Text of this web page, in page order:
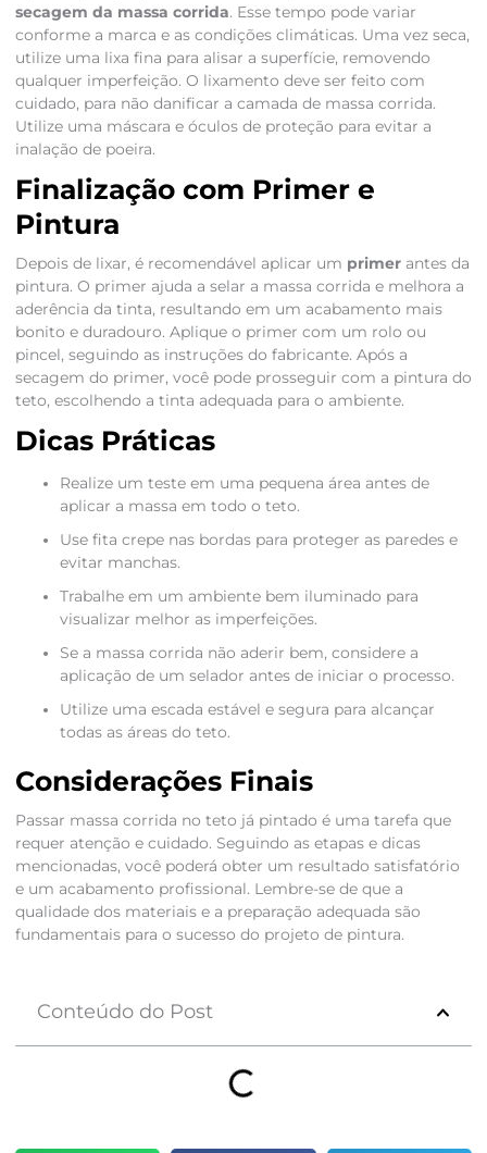
secagem da massa corrida. Esse tempo pode variar
conforme a marca e as condições climáticas. Uma vez seca,
utilize uma lixa fina para alisar a superfície, removendo
qualquer imperfeição. O lixamento deve ser feito com
cuidado, para não danificar a camada de massa corrida.
Utilize uma máscara e óculos de proteção para evitar a
inalação de poeira.
Finalização com Primer e
Pintura
Depois de lixar, é recomendável aplicar um primerantes da
pintura. O primer ajuda a selar a massa corrida e melhora a
aderência da tinta, resultando em um acabamento mais
bonito e duradouro. Aplique o primer com um rolo ou
pincel, seguindo as instruções do fabricante. Após a
secagem do primer, você pode prosseguir com a pintura do
teto, escolhendo a tinta adequada para o ambiente.
Dicas Práticas
Realize um teste em uma pequena área antes de
aplicar a massa em todo o teto.
Use fita crepe nas bordas para proteger as paredes e
evitar manchas.
Trabalhe em um ambiente bem iluminado para
visualizar melhor as imperfeições.
Se a massa corrida não aderir bem, considere a
aplicação de um selador antes de iniciar o processo.
Utilize uma escada estável e segura para alcançar
todas as áreas do teto.
Considerações Finais
Passar massa corrida no teto já pintado é uma tarefa que
requer atenção e cuidado. Seguindo as etapas e dicas
mencionadas, você poderá obter um resultado satisfatório
e um acabamento profissional. Lembre-se de que a
qualidade dos materiais e a preparação adequada são
fundamentais para o sucesso do projeto de pintura.
Conteúdo do Post